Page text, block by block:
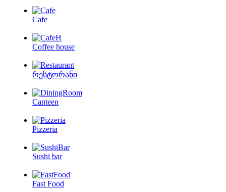
Cafe
Coffee house
რესტორანი
Canteen
Pizzeria
Sushi bar
Fast Food